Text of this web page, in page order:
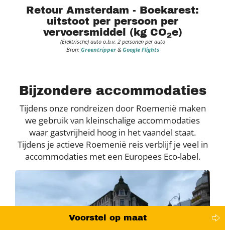
Retour Amsterdam - Boekarest:
uitstoot per persoon per
vervoersmiddel (kg CO2e)
(Elektrische) auto o.b.v. 2 personen per auto
Bron: Greentripper& Google Flights
Bijzondere accommodaties
Tijdens onze rondreizen door Roemenië maken
we gebruik van kleinschalige accommodaties
waar gastvrijheid hoog in het vaandel staat.
Tijdens je actieve Roemenië reis verblijf je veel in
accommodaties met een Europees Eco-label.
Voorstel op maat